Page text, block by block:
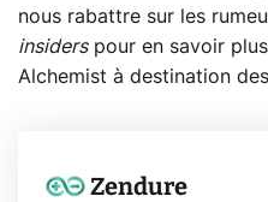
nous rabattre sur les
insiderspour en savoir
Alchemist à destination
Zendure